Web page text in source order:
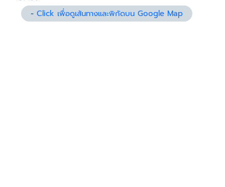
-Click เพื่อดูเส้นทางและพิกัดบน Google Map